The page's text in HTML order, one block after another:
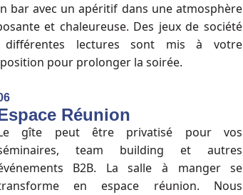
bar avec un apéritif dans une atmosphère
et chaleureuse. Des jeux de société
lectures sont mis à votre
pour prolonger la soirée.
Réunion
gîte peut être privatisé pour vos
team building et autres
B2B. La salle à manger se
en espace réunion. Nous